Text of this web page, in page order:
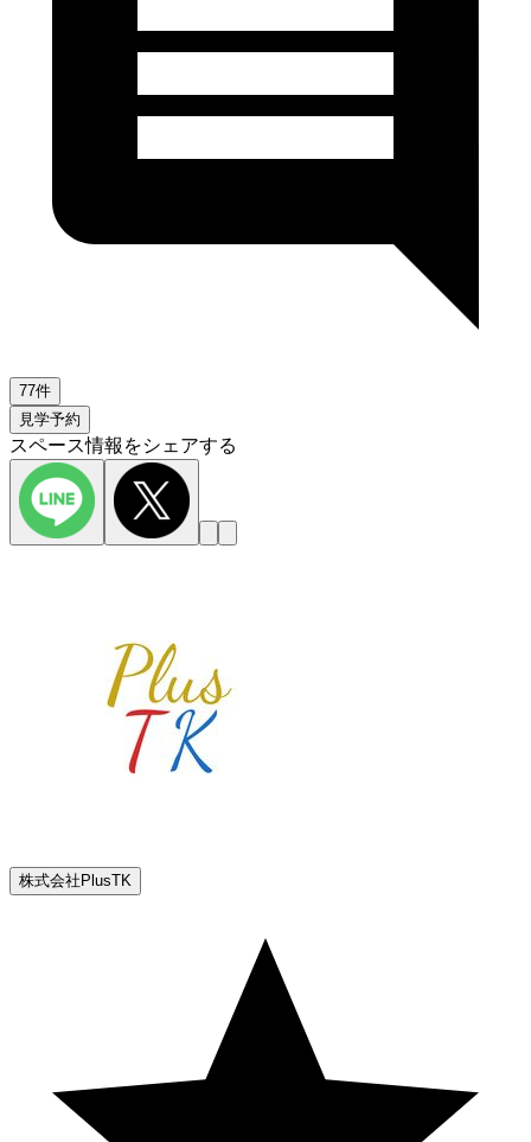
77件
見学予約
スペース情報をシェアする
株式会社PlusTK